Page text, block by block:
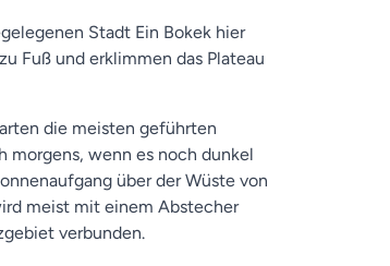
Stadt Ein Bokek hier
Fuß und erklimmen das Plateau
die meisten geführten
morgens, wenn es noch dunkel
über der Wüste von
meist mit einem Abstecher
verbunden.